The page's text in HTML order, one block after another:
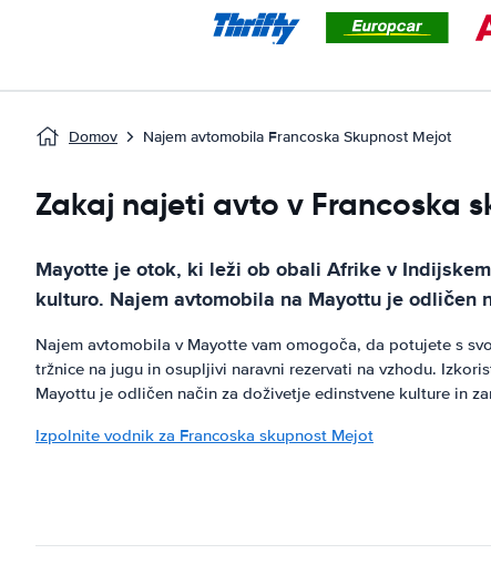
Domov Najem avtomobila Francoska Skupnost Mejot
Zakaj najeti avto v Francoska
Mayotte je otok, ki leži ob obali Afrike v
kulturo. Najem avtomobila na Mayottu je
Najem avtomobila v Mayotte vam omogoča, da potujete s
tržnice na jugu in osupljivi naravni rezervati na vzhodu.
Mayottu je odličen način za doživetje edinstvene kulture in
Izpolnite vodnik za Francoska skupnost Mejot